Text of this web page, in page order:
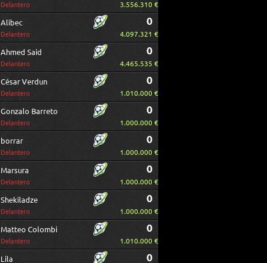
Delantero 3.556.310 €
Alibec
Delantero
0
4.097.321 €
Ahmed Said
Delantero
0
4.465.535 €
César Verdun
Delantero
0
1.010.000 €
Gonzalo Barreto
Delantero
0
1.000.000 €
borrar
Delantero
0
1.000.000 €
Marsura
Delantero
0
1.000.000 €
Shekiladze
Delantero
0
1.000.000 €
Matteo Colombi
Delantero
0
1.010.000 €
Lila 0